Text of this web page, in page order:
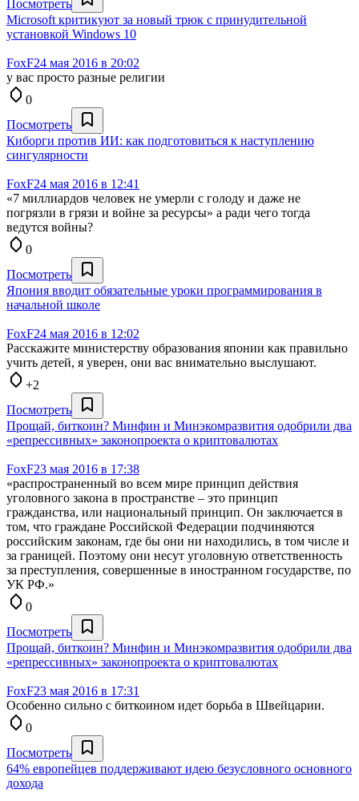
Посмотреть
Microsoft критикуют за новый трюк с принудительной
установкой Windows 10
FoxF24 мая 2016 в 20:02
у вас просто разные религии
0
Посмотреть
Киборги против ИИ: как подготовиться к наступлению
сингулярности
FoxF24 мая 2016 в 12:41
«7 миллиардов человек не умерли с голоду и даже не
погрязли в грязи и войне за ресурсы» а ради чего тогда
ведутся войны?
0
Посмотреть
Япония вводит обязательные уроки программирования в
начальной школе
FoxF24 мая 2016 в 12:02
Расскажите министерству образования японии как правильно
учить детей, я уверен, они вас внимательно выслушают.
+2
Посмотреть
Прощай, биткоин? Минфин и Минэкомразвития одобрили два
«репрессивных» законопроекта о криптовалютах
FoxF23 мая 2016 в 17:38
«распространенный во всем мире принцип действия
уголовного закона в пространстве – это принцип
гражданства, или национальный принцип. Он заключается в
том, что граждане Российской Федерации подчиняются
российским законам, где бы они ни находились, в том числе и
за границей. Поэтому они несут уголовную ответственность
за преступления, совершенные в иностранном государстве, по
УК РФ.»
0
Посмотреть
Прощай, биткоин? Минфин и Минэкомразвития одобрили два
«репрессивных» законопроекта о криптовалютах
FoxF23 мая 2016 в 17:31
Особенно сильно с биткоином идет борьба в Швейцарии.
0
Посмотреть
64% европейцев поддерживают идею безусловного основного
дохода